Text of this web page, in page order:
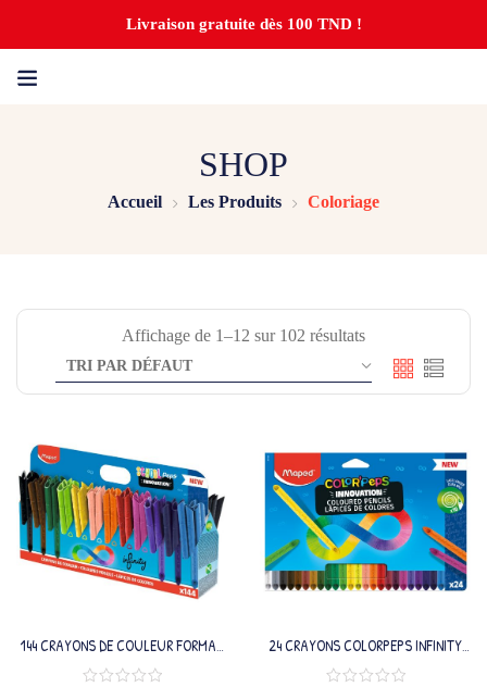
Livraison gratuite dès 100 TND !
SHOP
Accueil Les Produits Coloriage
Affichage de 1–12 sur 102 résultats
144 CRAYONS DE COULEUR FORMAT
ECOLE INFINITY
24 CRAYONS COLORPEPS INFINITY
MAPED